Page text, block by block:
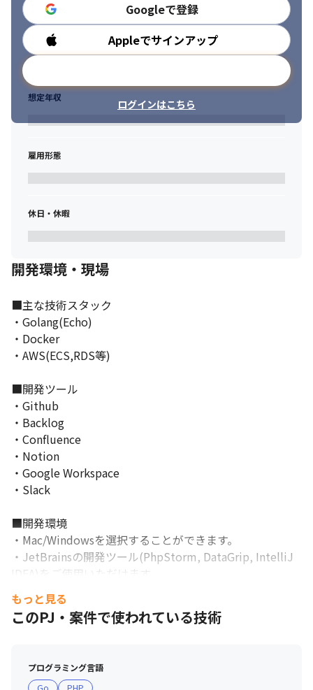
Googleで登録
Appleでサインアップ
ログインはこちら
勤務時間
想定年収
雇用形態
休日・休暇
開発環境・現場
■主な技術スタック
・Golang(Echo)
・Docker
・AWS(ECS,RDS等)
■開発ツール
・Github
・Backlog
・Confluence
・Notion
・Google Workspace
・Slack
■開発環境
・Mac/Windowsを選択することができます。
・JetBrainsの開発ツール(PhpStorm, DataGrip, IntelliJ
IDEA)をご使用いただけます。
・ChatGPT / Github Copilotをご利用いただけます。
■配属
■働く環境
もっと見る
このPJ・案件で使われている技術
プログラミング言語
Go
PHP